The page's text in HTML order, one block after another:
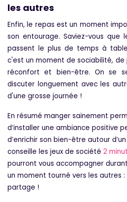
les autres
Enfin, le repas est un moment
son entourage. Saviez-vous que
passent le plus de temps à
c'est un moment de sociabilité,
réconfort et bien-être. On se
discuter longuement avec les
d'une grosse journée !
En résumé manger sainement
d’installer une ambiance positive
d’enrichir son bien-être autour
conseille les jeux de société 2
pourront vous accompagner
un moment tourné vers les autres
partage !